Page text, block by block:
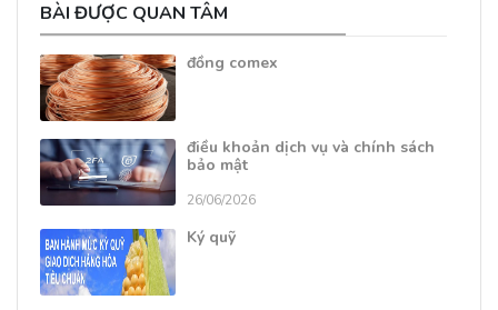
BÀI ĐƯỢC QUAN TÂM
đồng comex
điều khoản dịch vụ và chính sách
bảo mật
26/06/2026
Ký quỹ